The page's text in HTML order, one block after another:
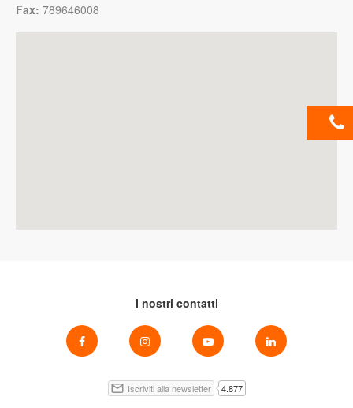
Fax: 789646008
I nostri contatti